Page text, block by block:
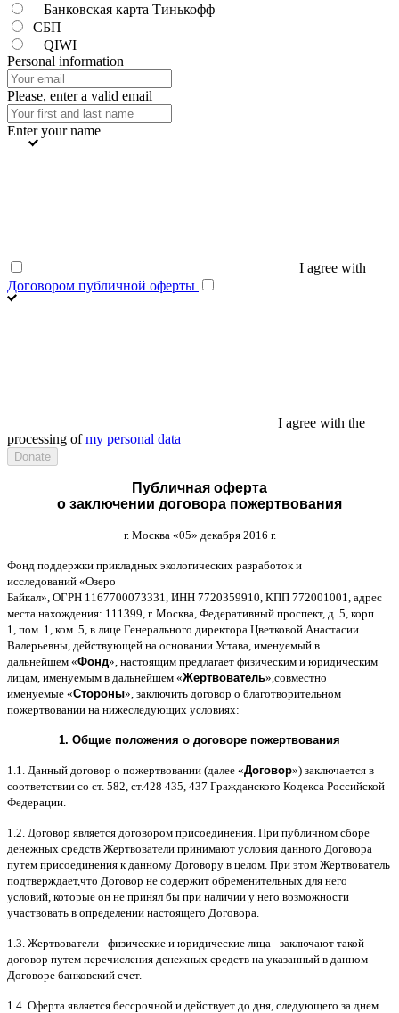
Банковская карта Тинькофф
СБП
QIWI
Personal information
Please, enter a valid email
Enter your name
I agree with
Договором публичной оферты
I agree with the
processing ofmy personal data
Публичная оферта
о заключении договора пожертвования
г. Москва «05» декабря 2016 г.
Фонд поддержки прикладных экологических разработок и
исследований «Озеро
Байкал», ОГРН 1167700073331, ИНН 7720359910, КПП 772001001, адрес
места нахождения: 111399, г. Москва Федеративный проспект, д . 5, корп
1, пом . 1, ком . 5, в лице Генерального директора Цветковой Анастасии
Валерьевны действующей на основании Устава именуемый в
дальнейшем «Фонд», настоящим предлагает физическим и юридическим
лицам именуемым в дальнейшем «Жертвователь», совместно
именуемые «Стороны», заключить договор o благотворительном
пожертвовании на нижеследующих условиях:
1. Общие положения o договоре пожертвования
1.1. Данный договор о пожертвовании (далее «Договор») заключается в
соответствии со ст. 582, ст.428 435, 437 Гражданского Кодекса Российской
Федерации
1.2. Договор является договором присоединения При публичном сборе
денежных средств Жертвователи принимают условия данного Договора
путем присоединения к данному Договору в целом При этом Жертвователь
подтверждает,что Договор не содержит обременительных для него
условий которые он не принял бы при наличии у него возможности
участвовать в определении настоящего Договора
1.3. Жертвователи - физические и юридические лица - заключают такой
договор путем перечисления денежных средств на указанный в данном
Договоре банковский счет.
1.4. Оферта является бессрочной и действует до дня следующего за днем